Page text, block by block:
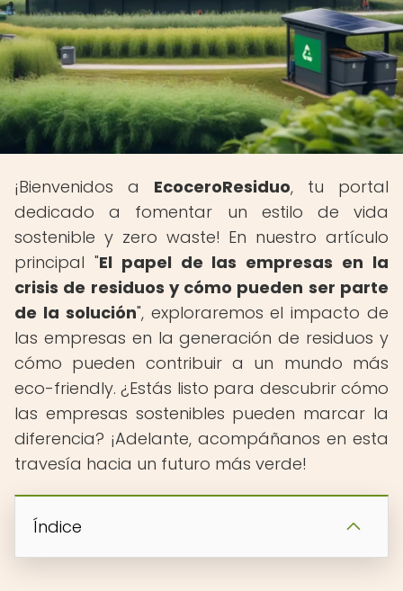
¡Bienvenidos a EcoceroResiduo, tu portal
dedicado a fomentar un estilo de vida
sostenible y zero waste! En nuestro artículo
principal "El papel de las empresas en la
crisis de residuos y cómo pueden ser parte
de la solución", exploraremos el impacto de
las empresas en la generación de residuos y
cómo pueden contribuir a un mundo más
eco-friendly. ¿Estás listo para descubrir cómo
las empresas sostenibles pueden marcar la
diferencia? ¡Adelante, acompáñanos en esta
travesía hacia un futuro más verde!
Índice